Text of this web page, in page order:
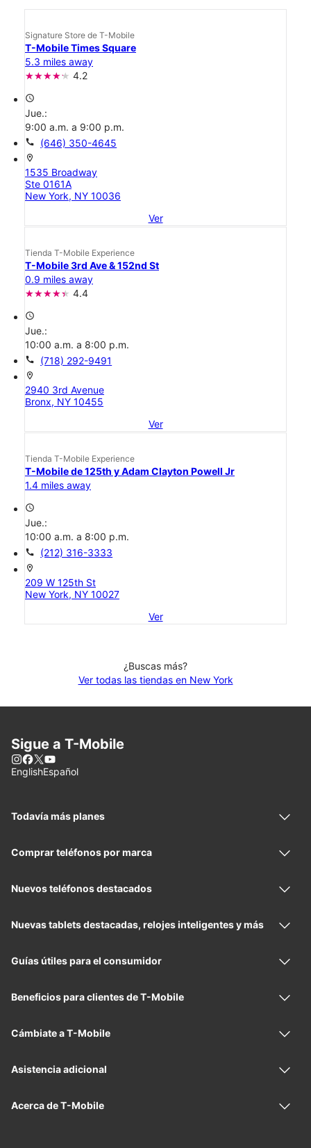
Signature Store de T-Mobile
T-Mobile Times Square
5.3 miles away
4.2
access_time
Jue.:
9:00 a.m. a 9:00 p.m.
call (646) 350-4645
location_on
1535 Broadway
Ste 0161A
New York, NY 10036
Ver
Tienda T-Mobile Experience
T-Mobile 3rd Ave & 152nd St
0.9 miles away
4.4
access_time
Jue.:
10:00 a.m. a 8:00 p.m.
call (718) 292-9491
location_on
2940 3rd Avenue
Bronx, NY 10455
Ver
Tienda T-Mobile Experience
T-Mobile de 125th y Adam Clayton Powell Jr
1.4 miles away
access_time
Jue.:
10:00 a.m. a 8:00 p.m.
call (212) 316-3333
location_on
209 W 125th St
New York, NY 10027
Ver
¿Buscas más?
Ver todas las tiendas en New York